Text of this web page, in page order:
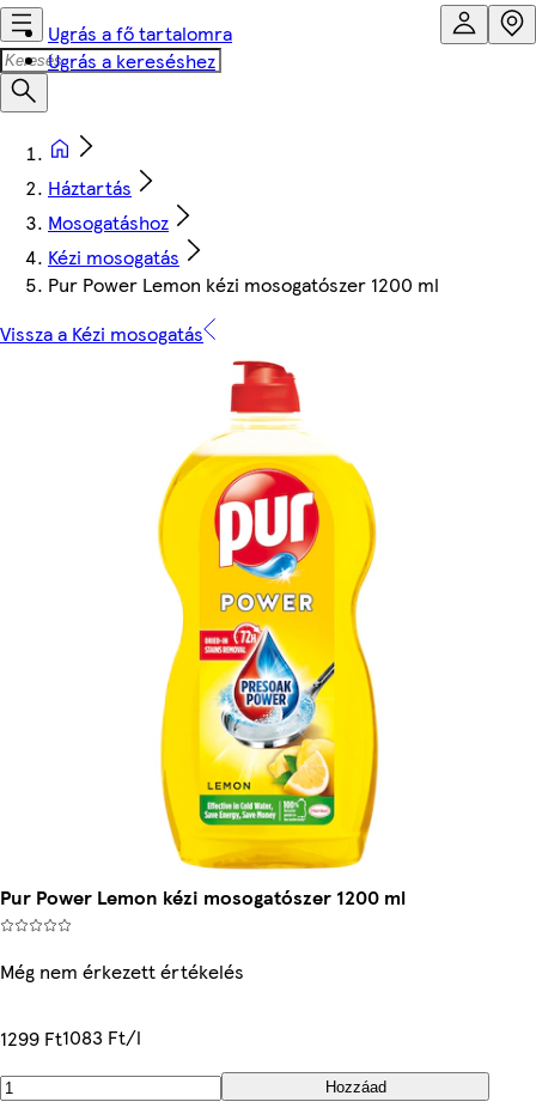
Ugrás a fő tartalomra
Ugrás a kereséshez
Háztartás
Mosogatáshoz
Kézi mosogatás
Pur Power Lemon kézi mosogatószer 1200 ml
Vissza a Kézi mosogatás
Pur Power Lemon kézi mosogatószer 1200 ml
Még nem érkezett értékelés
1299 Ft1083 Ft/l
Hozzáad